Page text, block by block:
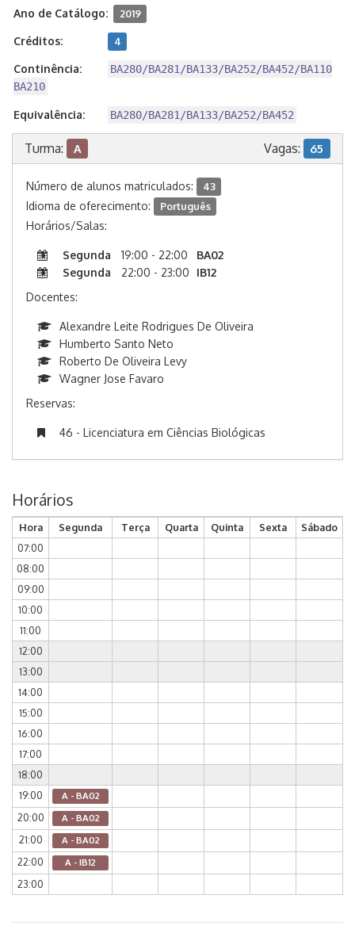
Ano de Catálogo: 2019
Créditos: 4
Continência:
BA280/BA281/BA133/BA252/BA452/BA110
BA210
Equivalência: BA280/BA281/BA133/BA252/BA452
Turma: A Vagas: 65
Número de alunos matriculados: 43
Idioma de oferecimento: Português
Horários/Salas:
Segunda 19:00 - 22:00
BA02
Segunda
22:00 - 23:00
IB12
Docentes:
Alexandre Leite Rodrigues De Oliveira
Humberto Santo Neto
Roberto De Oliveira Levy
Wagner Jose Favaro
Reservas:
46 - Licenciatura em Ciências Biológicas
Horários
Hora Segunda Terça Quarta Quinta Sexta
Sábado
07:00
08:00
09:00
10:00
11:00
12:00
13:00
14:00
15:00
16:00
17:00
18:00
19:00
A - BA02
20:00 A - BA02
21:00 A - BA02
22:00 A - IB12
23:00